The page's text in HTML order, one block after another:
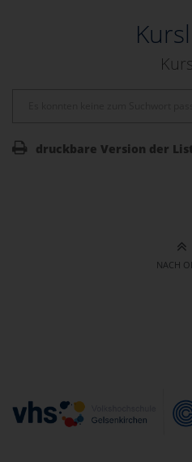
druckbare Version der
NACH